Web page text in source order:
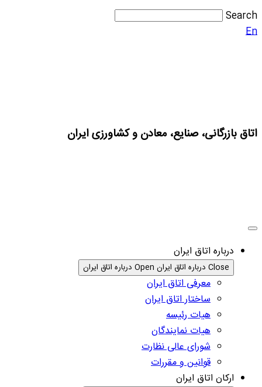
Search
En
اتاق بازرگانی، صنایع، معادن و کشاورزی ایران
درباره اتاق ایران
Close درباره اتاق ایران Open درباره اتاق ایران
معرفی اتاق ایران
ساختار اتاق ایران
هیات رئیسه
هیات نمایندگان
شورای عالی نظارت
قوانین و مقررات
ارکان اتاق ایران